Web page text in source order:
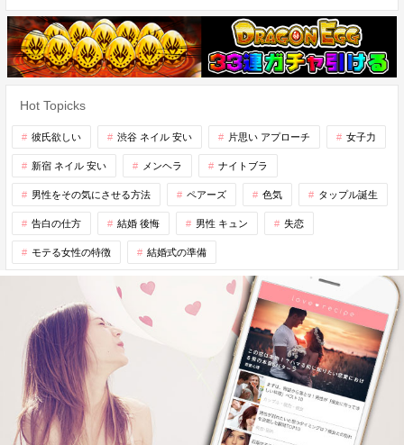
Hot Topicks
彼氏欲しい 渋谷 ネイル 安い 片思い アプローチ 女子力
新宿 ネイル 安い メンヘラ ナイトブラ
男性をその気にさせる方法 ペアーズ 色気 タップル誕生
告白の仕方 結婚 後悔 男性 キュン 失恋
モテる女性の特徴 結婚式の準備